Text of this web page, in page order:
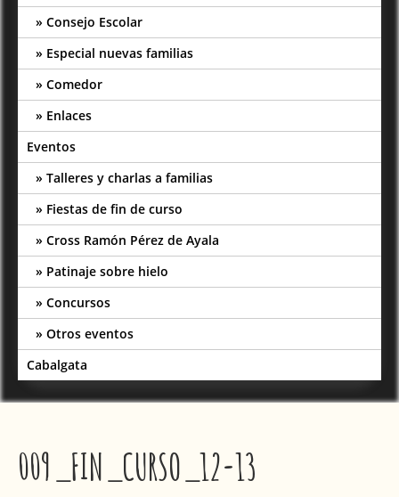
Consejo Escolar
Especial nuevas familias
Comedor
Enlaces
Eventos
Talleres y charlas a familias
Fiestas de fin de curso
Cross Ramón Pérez de Ayala
Patinaje sobre hielo
Concursos
Otros eventos
Cabalgata
009_FIN_CURSO_12-13